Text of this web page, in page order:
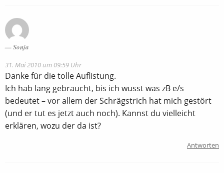
Sonja
31. Mai 2010 um 09:59 Uhr
Danke für die tolle Auflistung.
Ich hab lang gebraucht, bis ich wusst was zB e/s
bedeutet – vor allem der Schrägstrich hat mich gestört
(und er tut es jetzt auch noch). Kannst du vielleicht
erklären, wozu der da ist?
Antworten